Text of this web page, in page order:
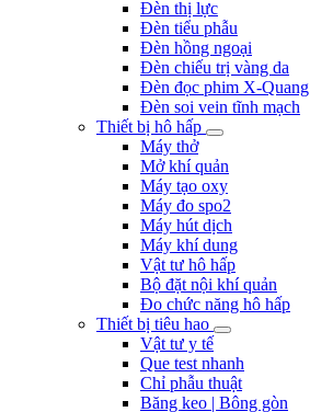
Đèn thị lực
Đèn tiểu phẫu
Đèn hồng ngoại
Đèn chiếu trị vàng da
Đèn đọc phim X-Quang
Đèn soi vein tĩnh mạch
Thiết bị hô hấp
Máy thở
Mở khí quản
Máy tạo oxy
Máy đo spo2
Máy hút dịch
Máy khí dung
Vật tư hô hấp
Bộ đặt nội khí quản
Đo chức năng hô hấp
Thiết bị tiêu hao
Vật tư y tế
Que test nhanh
Chỉ phẫu thuật
Băng keo | Bông gòn